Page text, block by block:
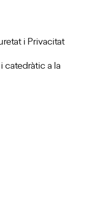
i Privacitat
catedràtic a la